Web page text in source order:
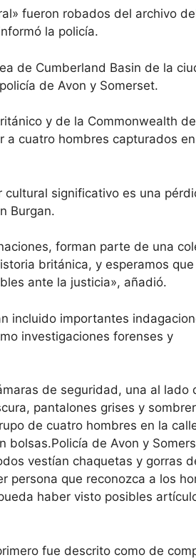
fueron robados del archivo
la policía.
de Cumberland Basin de la
de Avon y Somerset.
y de la Commonwealth
cuatro hombres capturados
significativo es una
Burgan.
forman parte de una
británica, y esperamos que
ante la justicia», añadió.
incluido importantes
investigaciones forenses y
de seguridad, una al lado
pantalones grises y
de cuatro hombres en la
bolsas.Policía de Avon y
vestían chaquetas y gorras
persona que reconozca a los
haber visto posibles
fue descrito como de